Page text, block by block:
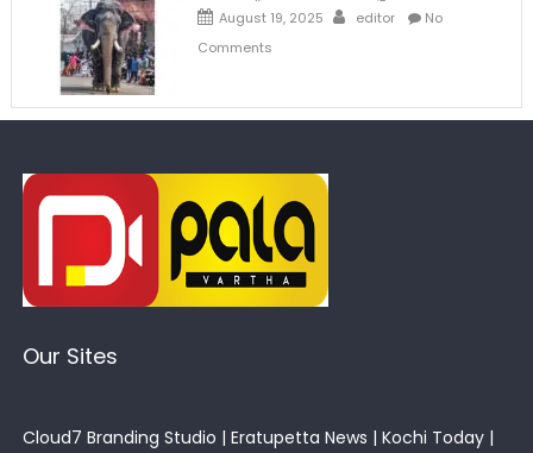
August 19, 2025 editor
No
Comments
Our Sites
Cloud7 Branding Studio | Eratupetta News | Kochi Today |